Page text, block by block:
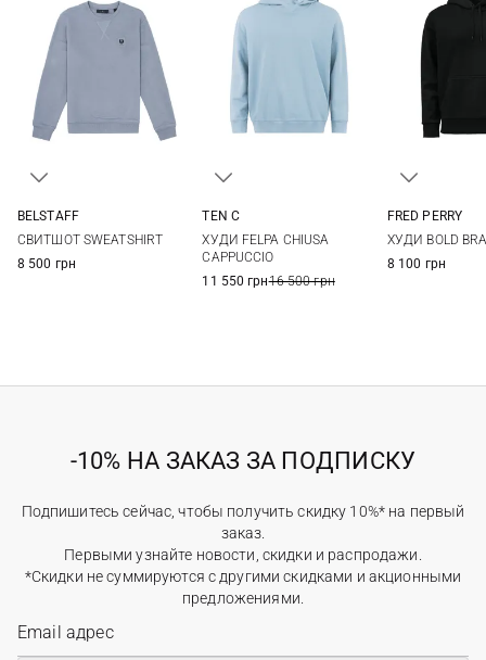
BELSTAFF
СВИТШОТ SWEATSHIRT
8 500 грн
TEN C
ХУДИ FELPA CHIUSA
CAPPUCCIO
11 550 грн16 500 грн
FRED PERRY
ХУДИ BOLD
8 100 грн
-10% НА ЗАКАЗ ЗА ПОДПИСКУ
Подпишитесь сейчас, чтобы получить скидку 10%* на первый
заказ.
Первыми узнайте новости, скидки и распродажи.
*Скидки не суммируются с другими скидками и акционными
предложениями.